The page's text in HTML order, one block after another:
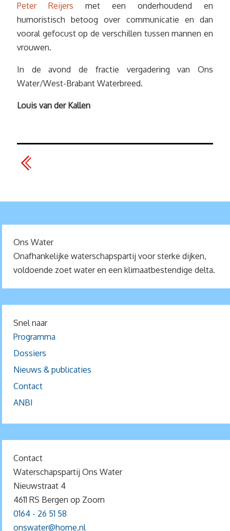
Peter Reijers met een onderhoudend en
humoristisch betoog over communicatie en dan
vooral gefocust op de verschillen tussen mannen en
vrouwen.
In de avond de fractie vergadering van Ons
Water/West-Brabant Waterbreed.
Louis van der Kallen
Ons Water
Onafhankelijke waterschapspartij voor sterke dijken,
voldoende zoet water en een klimaatbestendige delta.
Snel naar
Programma
Dossiers
Nieuws & publicaties
Contact
ANBI
Contact
Waterschapspartij Ons Water
Nieuwstraat 4
4611 RS Bergen op Zoom
0164 - 26 51 58
onswater@home.nl